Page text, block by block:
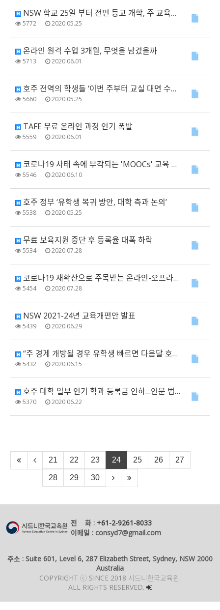
NSW 학교 25일 부터 전면 등교 개학, 주 교육부 등교 안하면 결석처리 경고
5772 2020.05.25
온라인 원격 수업 3개월, 무엇을 남겼을까
5713 2020.06.01
호주 전역의 학생들 ‘이번 주부터 교실 대면 수업 재개’
5660 2020.05.25
TAFE 무료 온라인 과정 인기 폭발
5559 2020.06.01
코로나19 사태 속에 부각되는 'MOOCs' 교육 플랫폼
5546 2020.06.10
호주 정부 ‘유학생 복귀 방안, 대학 측과 논의’
5538 2020.05.25
무료 보육지원 중단 후 등록율 대폭 하락
5534 2020.07.28
코로나19 재확산으로 주목받는 온라인-오프라인 혼합형 '블렌디드 러닝' 교육
5454 2020.07.28
NSW 2021-24년 교육개편안 발표
5439 2020.06.29
“주 경계 개방될 경우 유학생 빠르면 다음달 호주로”
5432 2020.06.15
호주 대학 일부 인기 학과 등록금 인하…인문 법학과는 인상
5370 2020.06.22
21 22 23 24 25 26 27
28 29 30
전 화 : +61-2-9261-8033
이메일 : consyd7@gmail.com
주소 : Suite 601, Level 6, 287 Elizabeth Street, Sydney, NSW 2000
Australia
COPYRIGHT ⓒ SINCE 2018 시드니한국교육원.
ALL RIGHTS RESERVED.